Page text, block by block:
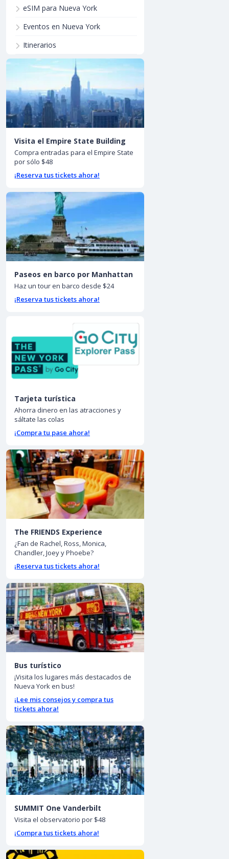
eSIM para Nueva York
Eventos en Nueva York
Itinerarios
Visita el Empire State Building
Compra entradas para el Empire State
por sólo $48
¡Reserva tus tickets ahora!
Paseos en barco por Manhattan
Haz un tour en barco desde $24
¡Reserva tus tickets ahora!
Tarjeta turística
Ahorra dinero en las atracciones y
sáltate las colas
¡Compra tu pase ahora!
The FRIENDS Experience
¿Fan de Rachel, Ross, Monica,
Chandler, Joey y Phoebe?
¡Reserva tus tickets ahora!
Bus turístico
¡Visita los lugares más destacados de
Nueva York en bus!
¡Lee mis consejos y compra tus
tickets ahora!
SUMMIT One Vanderbilt
Visita el observatorio por $48
¡Compra tus tickets ahora!